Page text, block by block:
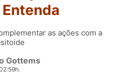
as ações com a
Gottems